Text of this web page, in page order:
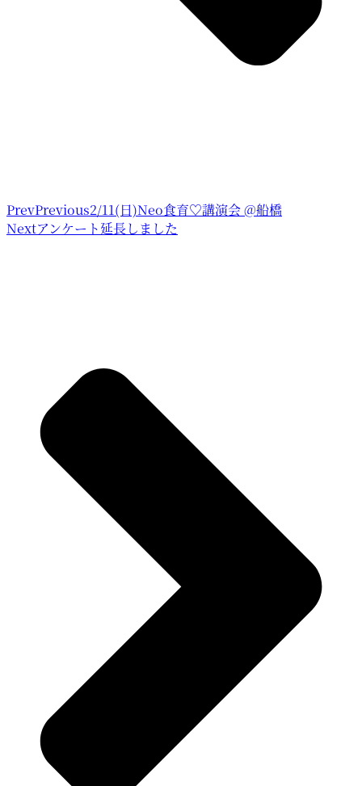
PrevPrevious2/11(日)Neo食育♡講演会 @船橋
Nextアンケート延長しました